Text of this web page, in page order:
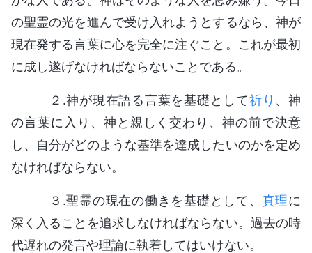
の聖霊の光を進んで受け入れようとするなら、神が
現在発する言葉に心を完全に注ぐこと。これが最初
に成し遂げなければならないことである。
２.神が現在語る言葉を基礎として祈り 、神
の言葉に入り、神と親しく交わり、神の前で決意
し、自分がどのような基準を達成したいのかを定め
なければならない。
３.聖霊の現在の働きを基礎として、 真理に
深く入ることを追求しなければならない。過去の時
代遅れの発言や理論に執着してはいけない。